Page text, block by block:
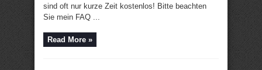
sind oft nur kurze Zeit kostenlos! Bitte beachten
Sie mein FAQ ...
Read More »